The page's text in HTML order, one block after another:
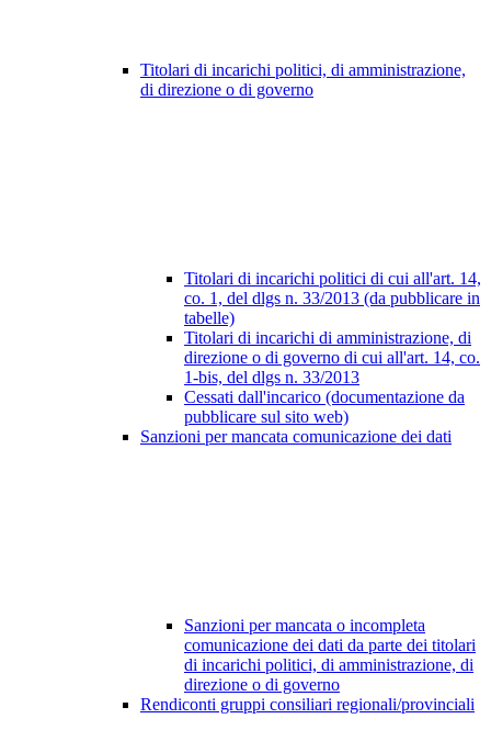
Titolari di incarichi politici, di amministrazione,
di direzione o di governo
Titolari di incarichi politici di cui all'art. 14,
co. 1, del dlgs n. 33/2013 (da pubblicare in
tabelle)
Titolari di incarichi di amministrazione, di
direzione o di governo di cui all'art. 14, co.
1-bis, del dlgs n. 33/2013
Cessati dall'incarico (documentazione da
pubblicare sul sito web)
Sanzioni per mancata comunicazione dei dati
Sanzioni per mancata o incompleta
comunicazione dei dati da parte dei titolari
di incarichi politici, di amministrazione, di
direzione o di governo
Rendiconti gruppi consiliari regionali/provinciali